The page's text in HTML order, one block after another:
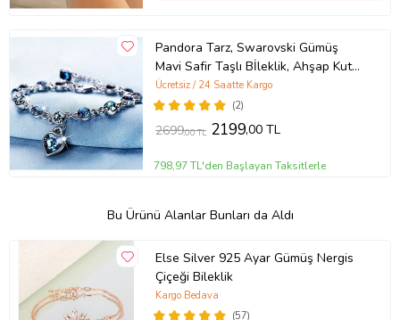
Pandora Tarz, Swarovski Gümüş
Mavi Safir Taşlı Bİleklik, Ahşap Kutu
içerisinde
(2)
Ücretsiz / 24 Saatte Kargo
2699,00 TL 2199,00 TL
798,97 TL'den Başlayan Taksitlerle
Bu Ürünü Alanlar Bunları da Aldı
Else Silver 925 Ayar Gümüş Nergis
Çiçeği Bileklik
(57)
Kargo Bedava